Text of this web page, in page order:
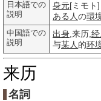
日本語での
説明
身元[ミモト]
ある人の環
中国語での
説明
出身 ,来历,
与某人 的环
来历
名詞